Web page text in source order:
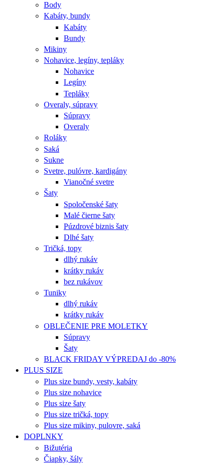
Body
Kabáty, bundy
Kabáty
Bundy
Mikiny
Nohavice, legíny, tepláky
Nohavice
Legíny
Tepláky
Overaly, súpravy
Súpravy
Overaly
Roláky
Saká
Sukne
Svetre, pulóvre, kardigány
Vianočné svetre
Šaty
Spoločenské šaty
Malé čierne šaty
Púzdrové biznis šaty
Dlhé šaty
Tričká, topy
dlhý rukáv
krátky rukáv
bez rukávov
Tuniky
dlhý rukáv
krátky rukáv
OBLEČENIE PRE MOLETKY
Súpravy
Šaty
BLACK FRIDAY VÝPREDAJ do -80%
PLUS SIZE
Plus size bundy, vesty, kabáty
Plus size nohavice
Plus size šaty
Plus size tričká, topy
Plus size mikiny, pulovre, saká
DOPLNKY
Bižutéria
Čiapky, šály